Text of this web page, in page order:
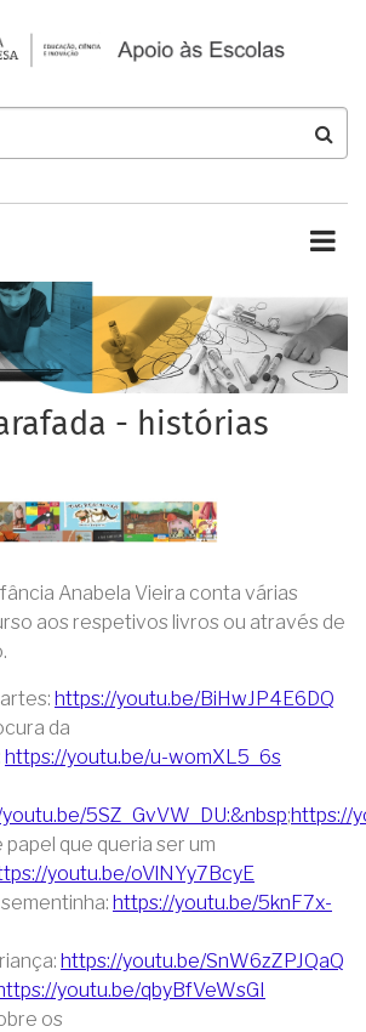
- histórias
Anabela Vieira conta várias
aos respetivos livros ou através de
https://youtu.be/BiHwJP4E6DQ
da
https://youtu.be/u-womXL5_6s
5SZ_GvVW_DU:&nbsp;https://
papel que queria ser um
youtu.be/oVlNYy7BcyE
https://youtu.be/5knF7x-
https://youtu.be/SnW6zZPJQaQ
youtu.be/qbyBfVeWsGI
os